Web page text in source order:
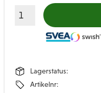
Lagerstatus
Artikelnr